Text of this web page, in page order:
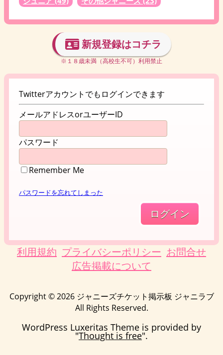
新規登録はコチラ
※１８歳未満（高校生不可）利用禁止
Twitterアカウントでもログインできます
メールアドレスorユーザーID
パスワード
Remember Me
パスワードを忘れてしまった
利用規約 プライバシーポリシー お問合せ
広告掲載について
Copyright ©2026 ジャニーズチケット掲示板 ジャニラブ
All Rights Reserved.
WordPress Luxeritas Theme is provided by
"Thought is free".